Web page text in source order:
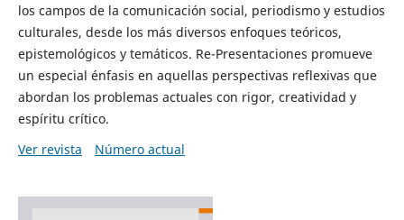
los campos de la comunicación social, periodismo y estudios
culturales, desde los más diversos enfoques teóricos,
epistemológicos y temáticos. Re-Presentaciones promueve
un especial énfasis en aquellas perspectivas reflexivas que
abordan los problemas actuales con rigor, creatividad y
espíritu crítico.
Ver revista
Número actual